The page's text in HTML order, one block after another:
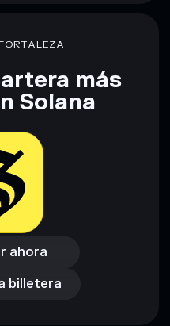
más
Solana
ahora
ahora
billetera
billetera